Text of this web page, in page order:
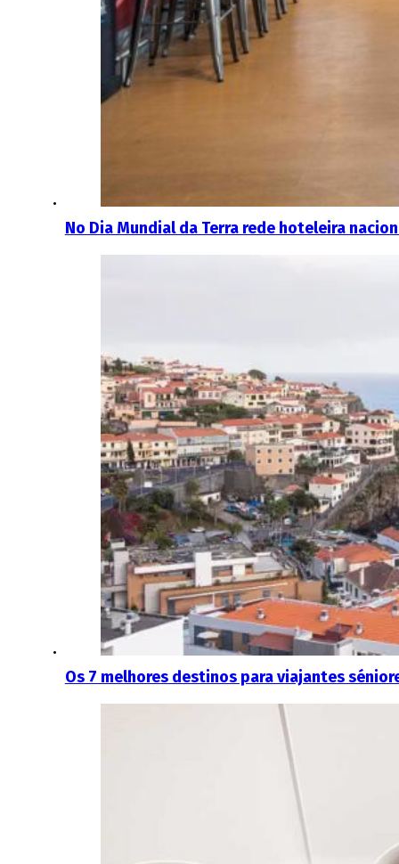
No Dia Mundial da Terra rede hoteleira
Os 7 melhores destinos para viajantes